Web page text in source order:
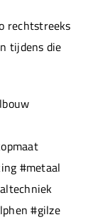
rechtstreeks
tijdens die
#metaal
#gilze